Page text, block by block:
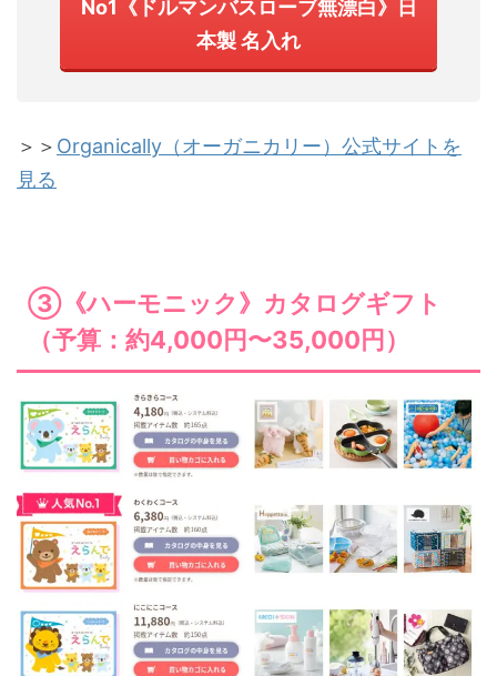
No1《ドルマンバスローブ無漂白》日
本製 名入れ
＞＞ Organically（オーガニカリー）公式サイトを
見る
③《ハーモニック》カタログギフト
（予算：約4,000円〜35,000円）